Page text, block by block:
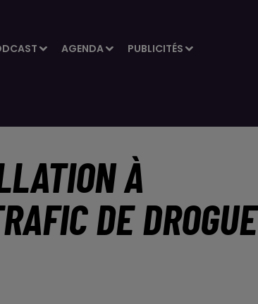
AGENDA PUBLICITÉS
À
DE DROGUE